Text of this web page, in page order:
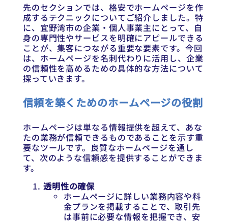
先のセクションでは、格安でホームページを作
成するテクニックについてご紹介しました。特
に、宜野湾市の企業・個人事業主にとって、自
身の専門性やサービスを明確にアピールできる
ことが、集客につながる重要な要素です。今回
は、ホームページを名刺代わりに活用し、企業
の信頼性を高めるための具体的な方法について
探っていきます。
信頼を築くためのホームページの役割
ホームページは単なる情報提供を超えて、あな
たの業務が信頼できるものであることを示す重
要なツールです。良質なホームページを通し
て、次のような信頼感を提供することができま
す。
透明性の確保
ホームページに詳しい業務内容や料
金プランを掲載することで、取引先
は事前に必要な情報を把握でき、安